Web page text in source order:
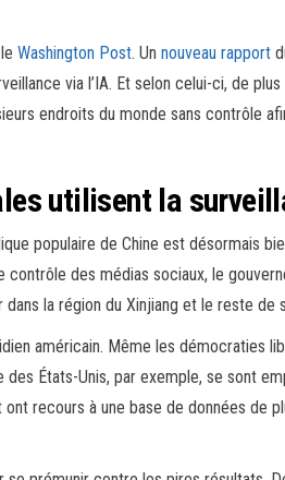
Washington Post. Un nouveau rapport
via l’IA. Et selon celui-ci, de
endroits du monde sans contrôle
utilisent la
populaire de Chine est désormais
des médias sociaux, le
la région du Xinjiang et le reste de
américain. Même les démocraties
États-Unis, par exemple, se sont
ont recours à une base de données de